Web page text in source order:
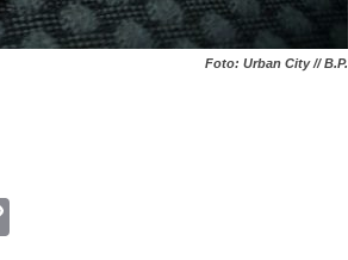
Foto: Urban City // B.P.